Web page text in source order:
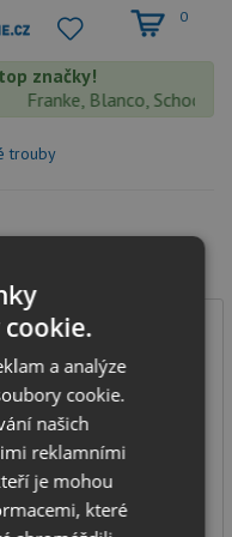
0
značky!
Franke, Blanco, Schock,
trouby
a analýze
cookie.
našich
reklamními
je mohou
které